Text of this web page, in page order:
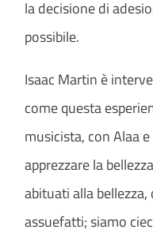
la decisione di
possibile.
Isaac Martin è
come questa
musicista, con Alaa
apprezzare la
abituati alla
assuefatti; siamo